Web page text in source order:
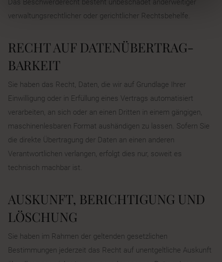
Das Beschwerderecht besteht unbeschadet anderweitiger
verwaltungsrechtlicher oder gerichtlicher Rechtsbehelfe.
RECHT AUF DATEN­ÜBERTRAG­
BARKEIT
Sie haben das Recht, Daten, die wir auf Grundlage Ihrer
Einwilligung oder in Erfüllung eines Vertrags automatisiert
verarbeiten, an sich oder an einen Dritten in einem gängigen,
maschinenlesbaren Format aushändigen zu lassen. Sofern Sie
die direkte Übertragung der Daten an einen anderen
Verantwortlichen verlangen, erfolgt dies nur, soweit es
technisch machbar ist.
AUSKUNFT, BERICHTIGUNG UND
LÖSCHUNG
Sie haben im Rahmen der geltenden gesetzlichen
Bestimmungen jederzeit das Recht auf unentgeltliche Auskunft